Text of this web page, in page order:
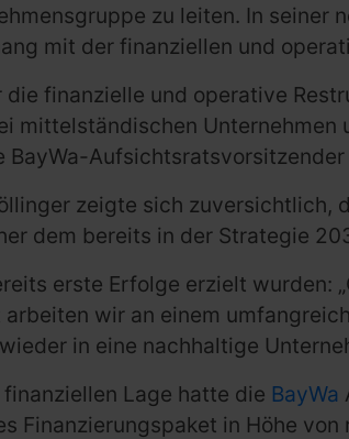
zu leiten. In seiner
mit der finanziellen und
die finanzielle und operative
mittelständischen
BayWa-
zeigte sich
dem bereits in der Strategie
erste Erfolge erzielt wurden:
wir an einem
in eine nachhaltige
Lage hatte die BayWa
Finanzierungspaket in Höhe